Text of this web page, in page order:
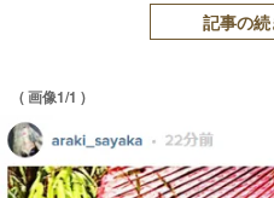
記事の
( 画像1/1 )